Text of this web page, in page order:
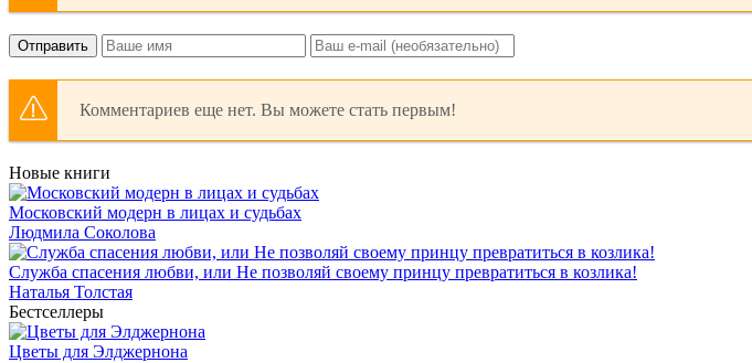
Отправить
Комментариев еще нет. Вы можете стать первым!
Новые книги
Московский модерн в лицах и судьбах
Людмила Соколова
Служба спасения любви, или Не позволяй своему принцу превратиться в козлика!
Наталья Толстая
Бестселлеры
Цветы для Элджернона